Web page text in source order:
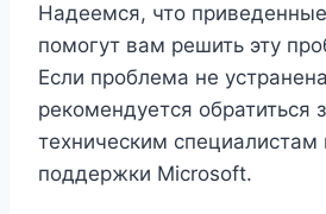
Надеемся, что
помогут вам решить эту
Если проблема не
рекомендуется
техническим специалистам
поддержки Microsoft.